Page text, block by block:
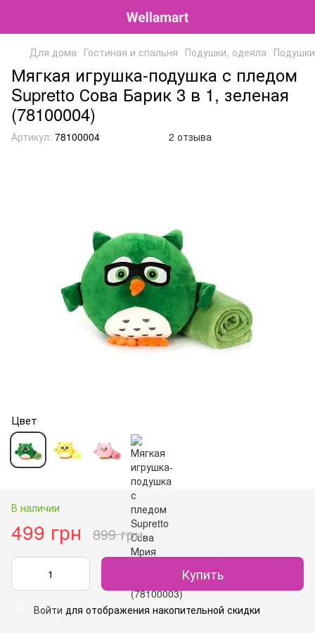
Для дома Гостиная и спальня Подушки, одеяла
Мягкая игрушка-подушка с пледом
Supretto Сова Барик 3 в 1, зеленая
(78100004)
Артикул: 78100004 2 отзыва
Цвет
В наличии
499 грн 899 грн
Купить
Войти для отображения накопительной скидки